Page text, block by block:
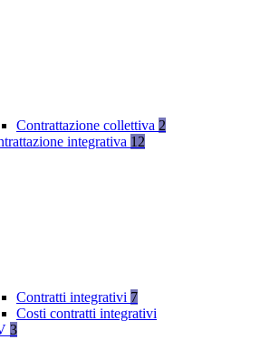
Contrattazione collettiva 2
integrativa 12
Contratti integrativi 7
Costi contratti integrativi
3